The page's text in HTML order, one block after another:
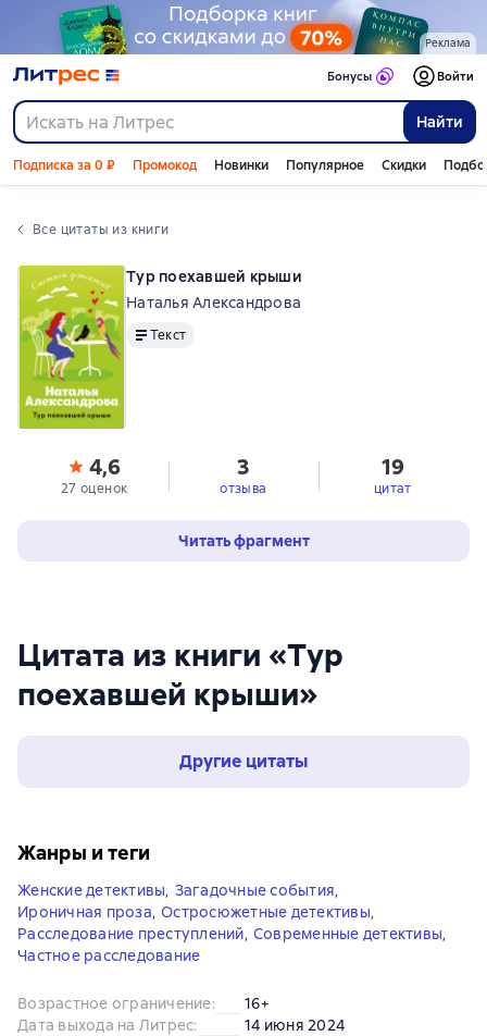
Реклама
Найти
Бонусы Войти
Подписка за 0 ₽ Промокод Новинки Популярное Скидки
Все цитаты из книги
Цитата из книги «Тур
поехавшей крыши»
Другие цитаты
Тур поехавшей крыши
Наталья Александрова
ТекстТекст
4,6
27 оценок
3
отзыва
19
цитат
Читать фрагмент
Жанры и теги
Женские детективы, Загадочные события,
Ироничная проза, Остросюжетные детективы,
Расследование преступлений, Современные детективы,
Частное расследование
Возрастное ограничение:
16+
Дата выхода на Литрес:
14 июня 2024